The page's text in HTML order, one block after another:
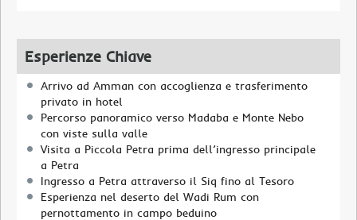
Esperienze Chiave
Arrivo ad Amman con accoglienza e trasferimento
privato in hotel
Percorso panoramico verso Madaba e Monte Nebo
con viste sulla valle
Visita a Piccola Petra prima dell’ingresso principale
a Petra
Ingresso a Petra attraverso il Siq fino al Tesoro
Esperienza nel deserto del Wadi Rum con
pernottamento in campo beduino